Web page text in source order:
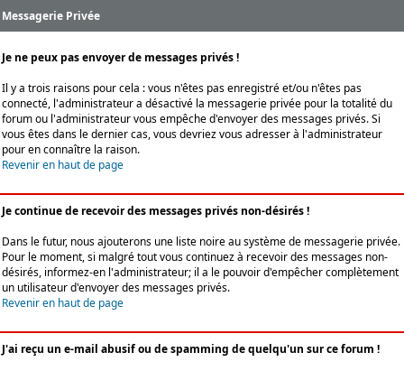
Messagerie Privée
Je ne peux pas envoyer de messages privés !
Il y a trois raisons pour cela : vous n'êtes pas enregistré et/ou n'êtes pas
connecté, l'administrateur a désactivé la messagerie privée pour la totalité du
forum ou l'administrateur vous empêche d'envoyer des messages privés. Si
vous êtes dans le dernier cas, vous devriez vous adresser à l'administrateur
pour en connaître la raison.
Revenir en haut de page
Je continue de recevoir des messages privés non-désirés !
Dans le futur, nous ajouterons une liste noire au système de messagerie privée.
Pour le moment, si malgré tout vous continuez à recevoir des messages non-
désirés, informez-en l'administrateur; il a le pouvoir d'empêcher complètement
un utilisateur d'envoyer des messages privés.
Revenir en haut de page
J'ai reçu un e-mail abusif ou de spamming de quelqu'un sur ce forum !